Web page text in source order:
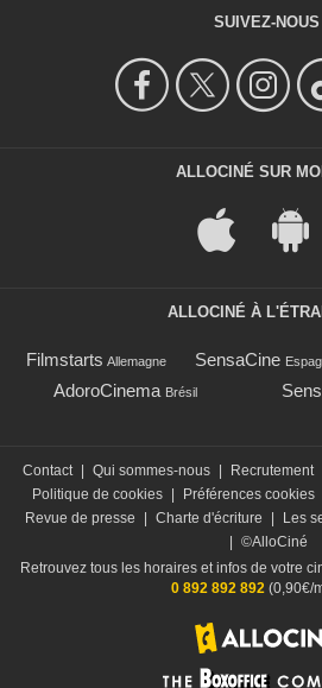
SUIVEZ-NOUS
ALLOCINÉ SUR
ALLOCINÉ À
Filmstarts Allemagne SensaCine
AdoroCinema Brésil
Contact Qui sommes-nous Recrutement
Politique de cookies
Préférences cookies
Revue de presse
Charte d'écriture Les
©AlloCiné
Retrouvez tous les horaires et infos de votre
0 892 892 892(0,90€/